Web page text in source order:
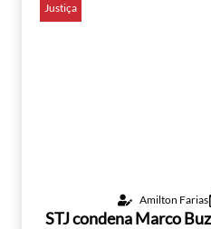
Justiça
Amilton Farias
STJ condena Marco